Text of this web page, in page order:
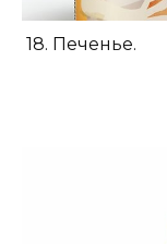
18. Печенье.